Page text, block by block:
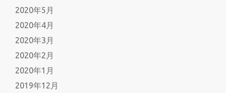
2020年5月
2020年4月
2020年3月
2020年2月
2020年1月
2019年12月